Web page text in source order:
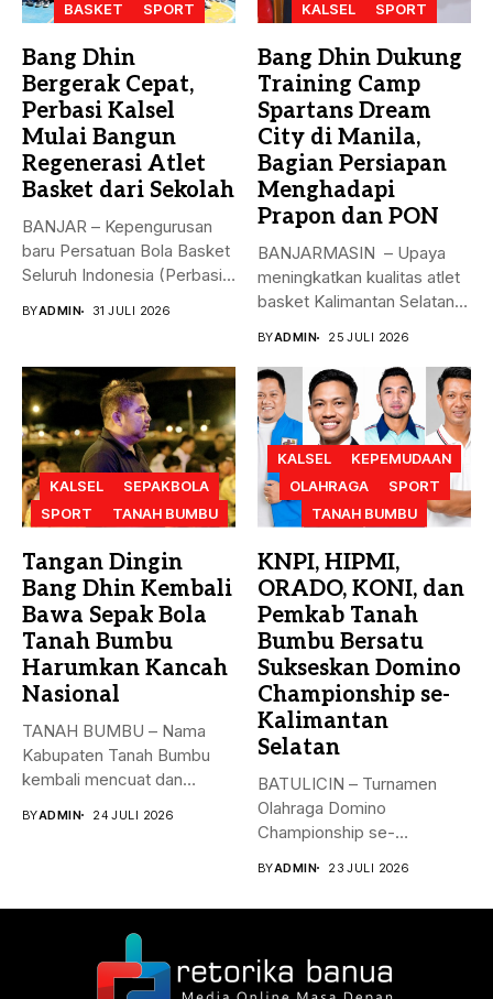
BASKET SPORT
Bang Dhin
Bergerak Cepat,
Perbasi Kalsel
Mulai Bangun
Regenerasi Atlet
Basket dari Sekolah
BANJAR – Kepengurusan
baru Persatuan Bola Basket
Seluruh Indonesia (Perbasi)
BYADMIN 31 JULI 2026
KALSEL
SPORT
Bang Dhin Dukung
Training Camp
Spartans Dream
City di Manila,
Bagian Persiapan
Menghadapi
Prapon dan PON
BANJARMASIN – Upaya
meningkatkan kualitas atlet
basket Kalimantan Selatan
BYADMIN 25 JULI 2026
KALSEL
SEPAKBOLA
SPORT
TANAH BUMBU
Tangan Dingin
Bang Dhin Kembali
Bawa Sepak Bola
Tanah Bumbu
Harumkan Kancah
Nasional
​TANAH BUMBU – Nama
Kabupaten Tanah Bumbu
kembali mencuat dan
BYADMIN 24 JULI 2026
KALSEL
KEPEMUDAAN
OLAHRAGA
SPORT
TANAH BUMBU
KNPI, HIPMI,
ORADO, KONI, dan
Pemkab Tanah
Bumbu Bersatu
Sukseskan Domino
Championship se-
Kalimantan
Selatan
BATULICIN – Turnamen
Olahraga Domino
Championship se-
BYADMIN 23 JULI 2026